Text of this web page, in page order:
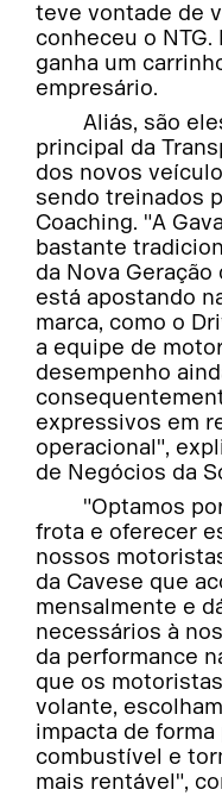
teve vontade de
conheceu o
ganha um
empresário.
Aliás, são
principal da
dos novos
sendo treinados
Coaching. "A
bastante
da Nova
está apostando
marca, como o
a equipe de
desempenho
expressivos em
operacional",
de Negócios da
"Optamos
frota e oferecer
nossos
da Cavese que
mensalmente e
necessários à
da performance
que os
volante,
impacta de
combustível e
mais rentável",